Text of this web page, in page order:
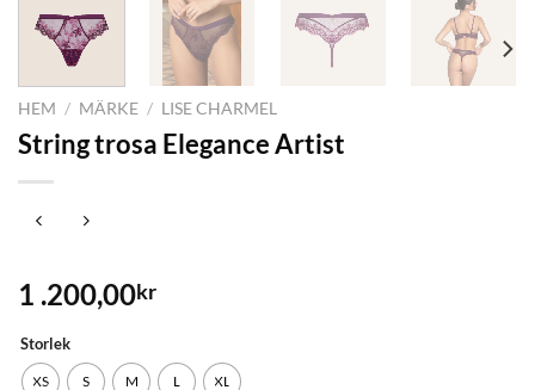
HEM / MÄRKE / LISE CHARMEL
String trosa Elegance Artist
1 .200,00kr
Storlek
XS S M L XL